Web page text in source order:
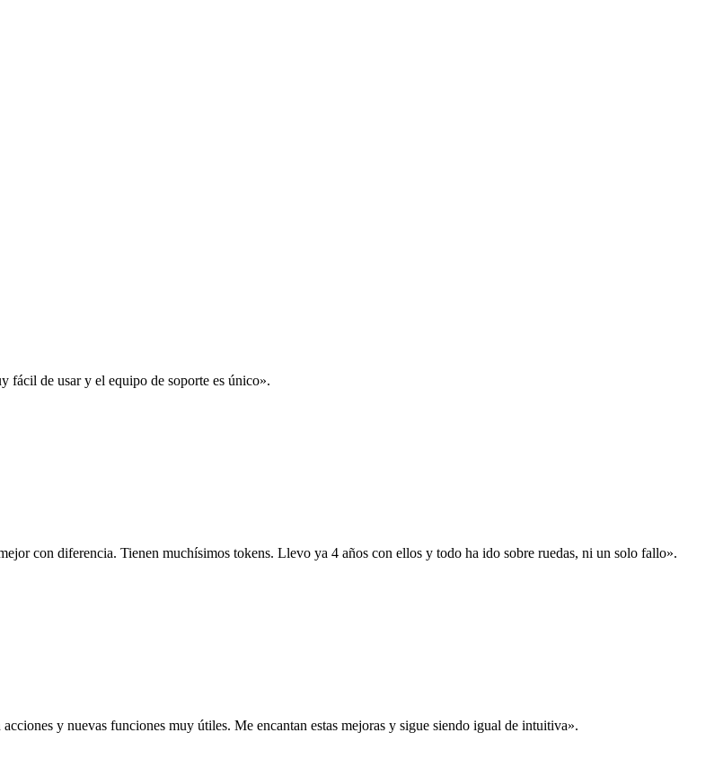
fácil de usar y el equipo de soporte es único».
con diferencia. Tienen muchísimos tokens. Llevo ya 4 años con ellos y todo ha ido sobre ruedas, ni un solo fallo».
y nuevas funciones muy útiles. Me encantan estas mejoras y sigue siendo igual de intuitiva».